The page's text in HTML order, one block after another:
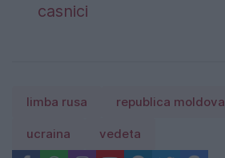
casnici
limba rusa republica moldova
ucraina vedeta